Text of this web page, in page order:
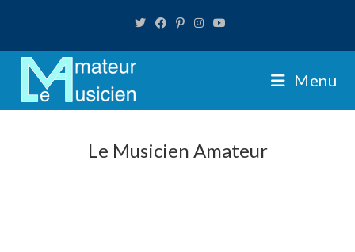
content
Menu
Le Musicien Amateur